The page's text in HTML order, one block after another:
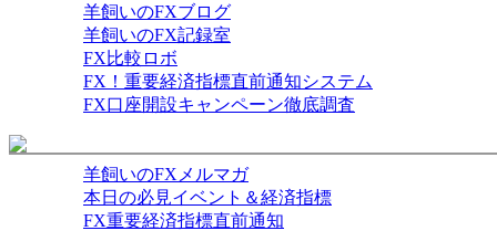
羊飼いのFXブログ
羊飼いのFX記録室
FX比較ロボ
FX！重要経済指標直前通知システム
FX口座開設キャンペーン徹底調査
羊飼いのFXメルマガ
本日の必見イベント＆経済指標
FX重要経済指標直前通知